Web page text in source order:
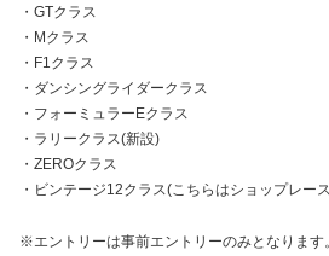
・GTクラス
・Mクラス
・F1クラス
・ダンシングライダークラス
・フォーミュラーEクラス
・ラリークラス(新設)
・ZEROクラス
・ビンテージ12クラス(こちらはショップレー
※エントリーは事前エントリーのみとなります。